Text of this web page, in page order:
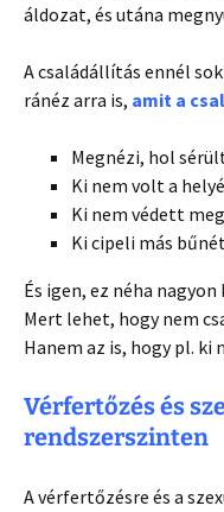
áldozat, és utána
A családállítás ennél
ránéz arra is, amit a
Megnézi, hol
Ki nem volt a
Ki nem védett
Ki cipeli más
És igen, ez néha
Mert lehet, hogy nem
Hanem az is, hogy pl. ki
Vérfertőzés és
rendszerszinten
A vérfertőzésre és a